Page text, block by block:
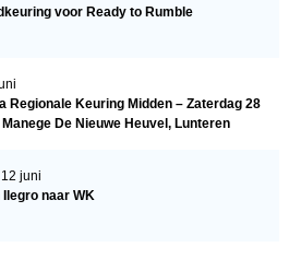
voor Ready to Rumble
Regionale Keuring Midden – Zaterdag 28
De Nieuwe Heuvel, Lunteren
juni
Ilegro naar WK